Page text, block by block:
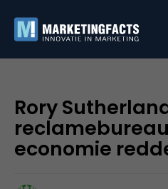
Rory
economie